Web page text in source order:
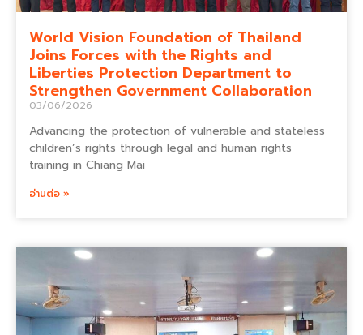
World Vision Foundation of Thailand
Joins Forces with the Rights and
Liberties Protection Department to
Strengthen Government Collaboration
03/06/2026
Advancing the protection of vulnerable and stateless
children’s rights through legal and human rights
training in Chiang Mai
อ่านต่อ »